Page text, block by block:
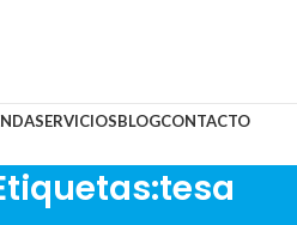
SERVICIOSBLOGCONTACTO